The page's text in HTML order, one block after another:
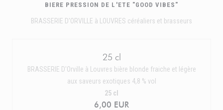
BIERE PRESSION DE L'ETE "GOOD VIBES"
BRASSERIE D'ORVILLE à LOUVRES céréaliers et brasseurs
25 cl
BRASSERIE D'Orville à Louvres bière blonde fraiche et légère
aux saveurs exotiques 4,8 % vol
6,00 EUR
25 cl